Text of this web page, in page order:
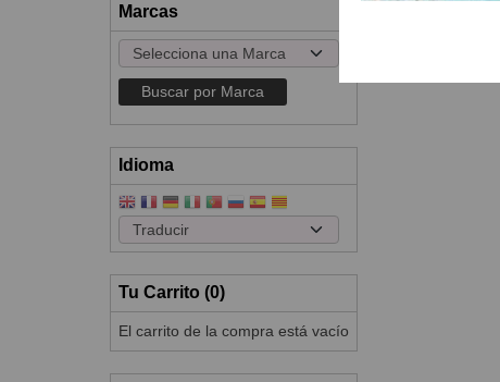
Marcas
Idioma
Tu Carrito (0)
El carrito de la compra está vacío